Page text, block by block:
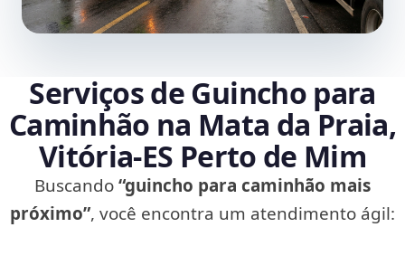
Serviços de Guincho para
Caminhão na Mata da Praia,
Vitória‑ES Perto de Mim
Buscando“guincho para caminhão mais
próximo”, você encontra um atendimento ágil: